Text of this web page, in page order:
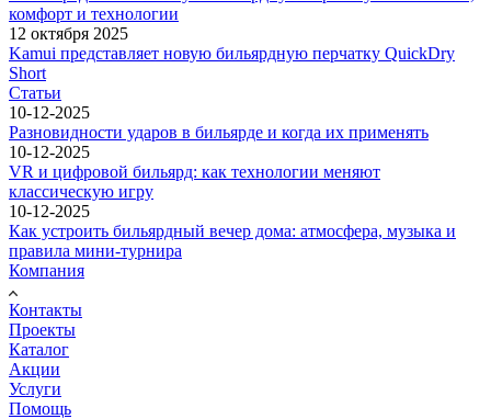
комфорт и технологии
12 октября 2025
Kamui представляет новую бильярдную перчатку QuickDry
Short
Статьи
10-12-2025
Разновидности ударов в бильярде и когда их применять
10-12-2025
VR и цифровой бильярд: как технологии меняют
классическую игру
10-12-2025
Как устроить бильярдный вечер дома: атмосфера, музыка и
правила мини-турнира
Компания
Контакты
Проекты
Каталог
Акции
Услуги
Помощь